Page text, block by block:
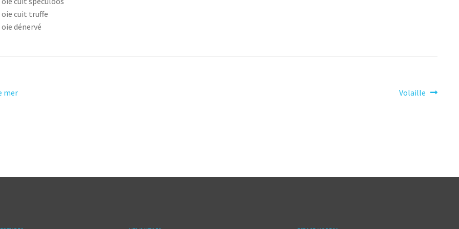
oie cuit truffe
oie dénervé
mer
Article
Volaille